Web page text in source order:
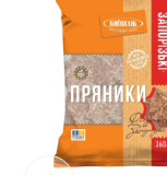
хляб, лимон или
солеността и
Тя е
автентични и
Благодарение
има ясно